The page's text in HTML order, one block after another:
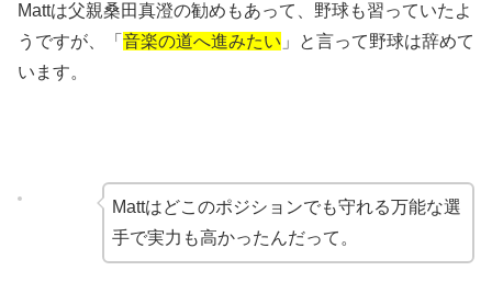
Mattは父親桑田真澄の勧めもあって、野球も習っていたよ
うですが、「 音楽の道へ進みたい 」と言って野球は辞めて
います。
Mattはどこのポジションでも守れる万能な選
手で実力も高かったんだって。